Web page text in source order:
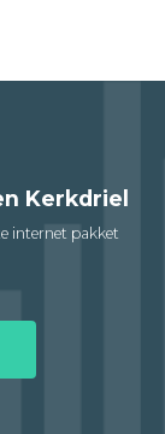
Kerkdriel
internet pakket